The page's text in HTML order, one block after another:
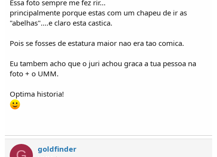
Essa foto sempre me fez rir...
principalmente porque estas com um chapeu de ir as
"abelhas"....e claro esta castica.
Pois se fosses de estatura maior nao era tao comica.
Eu tambem acho que o juri achou graca a tua pessoa na
foto + o UMM.
Optima historia!
goldfinder